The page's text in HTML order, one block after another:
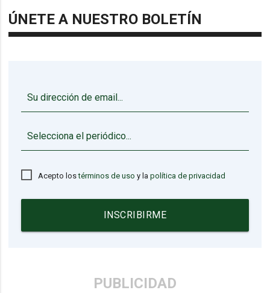
ÚNETE A NUESTRO BOLETÍN
Acepto lostérminos de uso y lapolítica de privacidad
INSCRIBIRME
PUBLICIDAD